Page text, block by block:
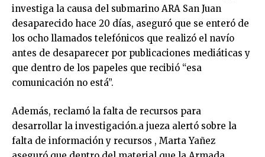
investiga la causa del submarino ARA San Juan
desaparecido hace 20 días, aseguró que se enteró de
los ocho llamados telefónicos que realizó el navío
antes de desaparecer por publicaciones mediáticas y
que dentro de los papeles que recibió “esa
comunicación no está”.
Además, reclamó la falta de recursos para
desarrollar la investigación.a jueza alertó sobre la
falta de información y recursos , Marta Yañez